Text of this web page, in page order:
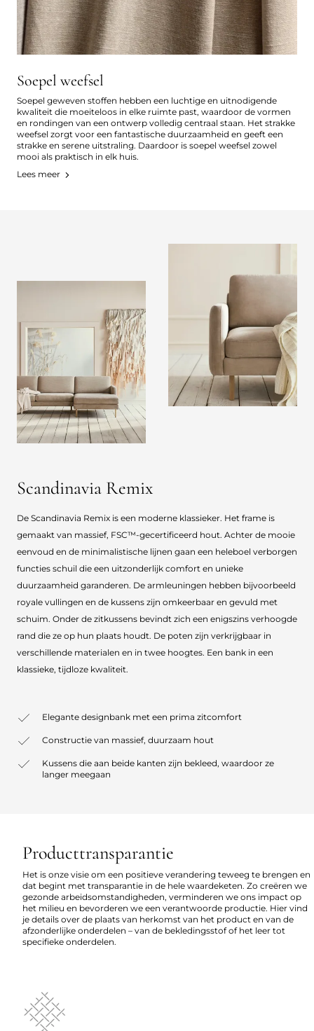
Soepel weefsel
Soepel geweven stoffen hebben een luchtige en uitnodigende
kwaliteit die moeiteloos in elke ruimte past, waardoor de vormen
en rondingen van een ontwerp volledig centraal staan. Het strakke
weefsel zorgt voor een fantastische duurzaamheid en geeft een
strakke en serene uitstraling. Daardoor is soepel weefsel zowel
mooi als praktisch in elk huis.
Lees meer
Scandinavia Remix
De Scandinavia Remix is een moderne klassieker. Het frame is
gemaakt van massief, FSC™-gecertificeerd hout. Achter de mooie
eenvoud en de minimalistische lijnen gaan een heleboel verborgen
functies schuil die een uitzonderlijk comfort en unieke
duurzaamheid garanderen. De armleuningen hebben bijvoorbeeld
royale vullingen en de kussens zijn omkeerbaar en gevuld met
schuim. Onder de zitkussens bevindt zich een enigszins verhoogde
rand die ze op hun plaats houdt. De poten zijn verkrijgbaar in
verschillende materialen en in twee hoogtes. Een bank in een
klassieke, tijdloze kwaliteit.
Elegante designbank met een prima zitcomfort
Constructie van massief, duurzaam hout
Kussens die aan beide kanten zijn bekleed, waardoor ze
langer meegaan
Producttransparantie
Het is onze visie om een positieve verandering teweeg te brengen en
dat begint met transparantie in de hele waardeketen. Zo creëren we
gezonde arbeidsomstandigheden, verminderen we ons impact op
het milieu en bevorderen we een verantwoorde productie. Hier vind
je details over de plaats van herkomst van het product en van de
afzonderlijke onderdelen – van de bekledingsstof of het leer tot
specifieke onderdelen.